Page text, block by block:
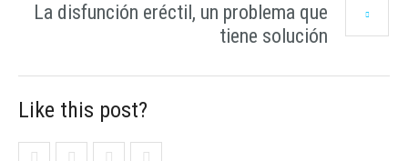
La disfunción eréctil, un problema que
tiene solución
Like this post?